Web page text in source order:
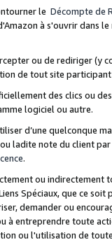
le Décompte de
à s'ouvrir dans
ou de rediriger
de tout site
des clics ou
logiciel ou autre.
d’une quelconque
ladite note du client
.
ou
Spéciaux, que ce
demander ou
entreprendre toute
ou l'utilisation de